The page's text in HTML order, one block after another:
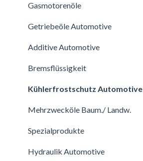
Gasmotorenöle
Getriebeöle Automotive
Additive Automotive
Bremsflüssigkeit
Kühlerfrostschutz Automotive
Mehrzwecköle Baum./ Landw.
Spezialprodukte
Hydraulik Automotive